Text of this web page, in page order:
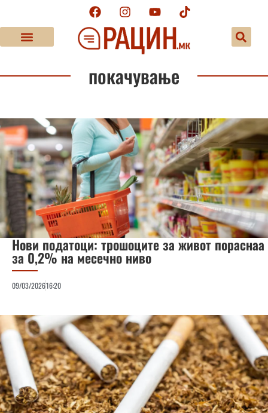
покачување
Нови податоци: трошоците за живот пораснаа
за 0,2% на месечно ниво
09/03/202616:20